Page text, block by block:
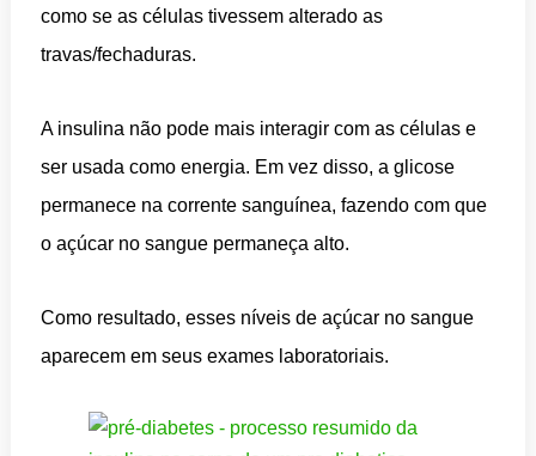
como se as células tivessem alterado as
travas/fechaduras.
A insulina não pode mais interagir com as células e
ser usada como energia. Em vez disso, a glicose
permanece na corrente sanguínea, fazendo com que
o açúcar no sangue permaneça alto.
Como resultado, esses níveis de açúcar no sangue
aparecem em seus exames laboratoriais.